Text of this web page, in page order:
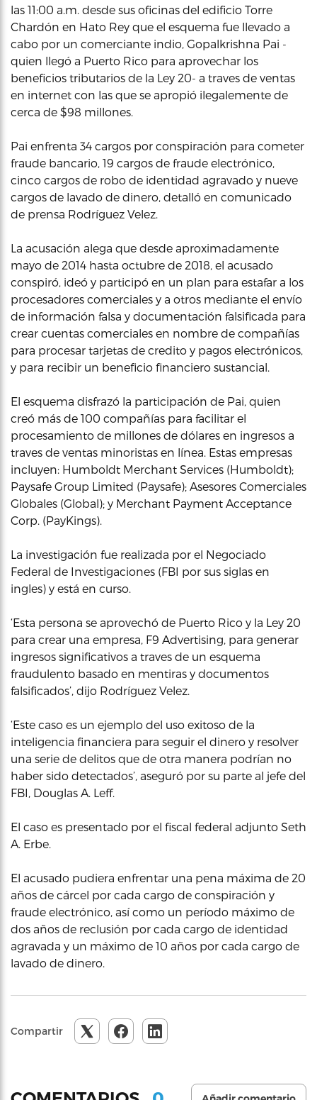
las 11:00 a.m. desde sus oficinas del edificio Torre
Chardón en Hato Rey que el esquema fue llevado a
cabo por un comerciante indio, Gopalkrishna Pai -
quien llegó a Puerto Rico para aprovechar los
beneficios tributarios de la Ley 20- a traves de ventas
en internet con las que se apropió ilegalemente de
cerca de $98 millones.
Pai enfrenta 34 cargos por conspiración para cometer
fraude bancario, 19 cargos de fraude electrónico,
cinco cargos de robo de identidad agravado y nueve
cargos de lavado de dinero, detalló en comunicado
de prensa Rodríguez Velez.
La acusación alega que desde aproximadamente
mayo de 2014 hasta octubre de 2018, el acusado
conspiró, ideó y participó en un plan para estafar a los
procesadores comerciales y a otros mediante el envío
de información falsa y documentación falsificada para
crear cuentas comerciales en nombre de compañías
para procesar tarjetas de credito y pagos electrónicos,
y para recibir un beneficio financiero sustancial.
El esquema disfrazó la participación de Pai, quien
creó más de 100 compañías para facilitar el
procesamiento de millones de dólares en ingresos a
traves de ventas minoristas en línea. Estas empresas
incluyen: Humboldt Merchant Services (Humboldt);
Paysafe Group Limited (Paysafe); Asesores Comerciales
Globales (Global); y Merchant Payment Acceptance
Corp. (PayKings).
La investigación fue realizada por el Negociado
Federal de Investigaciones (FBI por sus siglas en
ingles) y está en curso.
‘Esta persona se aprovechó de Puerto Rico y la Ley 20
para crear una empresa, F9 Advertising, para generar
ingresos significativos a traves de un esquema
fraudulento basado en mentiras y documentos
falsificados’, dijo Rodríguez Velez.
‘Este caso es un ejemplo del uso exitoso de la
inteligencia financiera para seguir el dinero y resolver
una serie de delitos que de otra manera podrían no
haber sido detectados’, aseguró por su parte al jefe del
FBI, Douglas A. Leff.
El caso es presentado por el fiscal federal adjunto Seth
A. Erbe.
El acusado pudiera enfrentar una pena máxima de 20
años de cárcel por cada cargo de conspiración y
fraude electrónico, así como un período máximo de
dos años de reclusión por cada cargo de identidad
agravada y un máximo de 10 años por cada cargo de
lavado de dinero.
Compartir